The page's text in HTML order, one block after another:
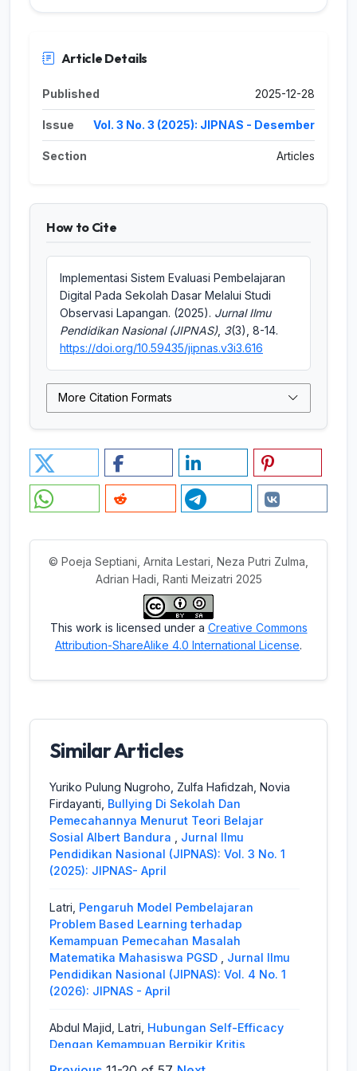
Article Details
Published 2025-12-28
Issue Vol. 3 No. 3 (2025): JIPNAS - Desember
Section Articles
How to Cite
Implementasi Sistem Evaluasi Pembelajaran
Digital Pada Sekolah Dasar Melalui Studi
Observasi Lapangan. (2025). Jurnal Ilmu
Pendidikan Nasional (JIPNAS), 3(3), 8-14.
https://doi.org/10.59435/jipnas.v3i3.616
More Citation Formats
© Poeja Septiani, Arnita Lestari, Neza Putri Zulma,
Adrian Hadi, Ranti Meizatri 2025
This work is licensed under a Creative Commons
Attribution-ShareAlike 4.0 International License.
Similar Articles
Yuriko Pulung Nugroho, Zulfa Hafidzah, Novia
Firdayanti, Bullying Di Sekolah Dan
Pemecahannya Menurut Teori Belajar
Sosial Albert Bandura
Jurnal Ilmu
Pendidikan Nasional (JIPNAS): Vol. 3 No. 1
(2025): JIPNAS- April
Latri, Pengaruh Model Pembelajaran
Problem Based Learning terhadap
Kemampuan Pemecahan Masalah
Matematika Mahasiswa PGSD
Jurnal Ilmu
Pendidikan Nasional (JIPNAS): Vol. 4 No. 1
(2026): JIPNAS - April
Abdul Majid, Latri, Hubungan Self-Efficacy
Dengan Kemampuan Berpikir Kritis